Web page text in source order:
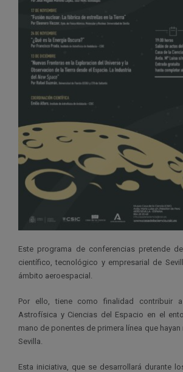
Este programa de conferencias pretende
científico, tecnológico y empresarial de
ámbito aeroespacial.
Por ello, tiene como finalidad contribuir
Astrofísica y Ciencias del Espacio en el
mano de ponentes de primera línea que
Sevilla.
Esta iniciativa, que se desarrollará durante